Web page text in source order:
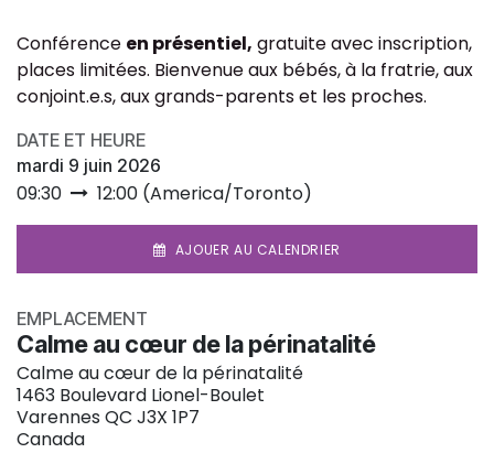
Conférence en présentiel, gratuite avec inscription,
places limitées. Bienvenue aux bébés, à la fratrie, aux
conjoint.e.s, aux grands-parents et les proches.
DATE ET HEURE
mardi 9 juin 2026
09:30 12:00 (America/Toronto)
AJOUER AU CALENDRIER
EMPLACEMENT
Calme au cœur de la périnatalité
Calme au cœur de la périnatalité
1463 Boulevard Lionel-Boulet
Varennes QC J3X 1P7
Canada